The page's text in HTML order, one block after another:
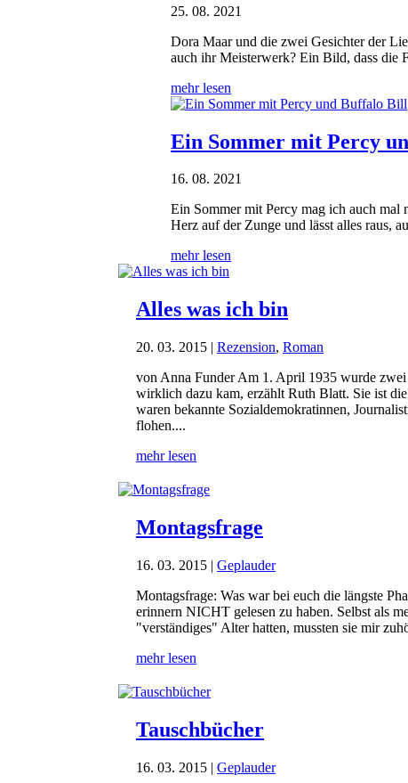
25. 08. 2021
Dora Maar und die zwei Gesichter der
auch ihr Meisterwerk? Ein Bild, dass die
mehr lesen
Ein Sommer mit Percy
16. 08. 2021
Ein Sommer mit Percy mag ich auch
Herz auf der Zunge und lässt alles raus,
mehr lesen
Alles was ich bin
20. 03. 2015 | Rezension, Roman
von Anna Funder Am 1. April 1935 wurde zwei
wirklich dazu kam, erzählt Ruth Blatt. Sie ist
waren bekannte Sozialdemokratinnen,
flohen....
mehr lesen
Montagsfrage
16. 03. 2015 | Geplauder
Montagsfrage: Was war bei euch die längste
erinnern NICHT gelesen zu haben. Selbst als
"verständiges" Alter hatten, mussten sie mir
mehr lesen
Tauschbücher
16. 03. 2015 | Geplauder